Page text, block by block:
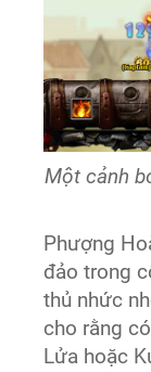
Một cảnh
Phượng
đảo trong
thủ nhức
cho rằng
Lửa hoặc